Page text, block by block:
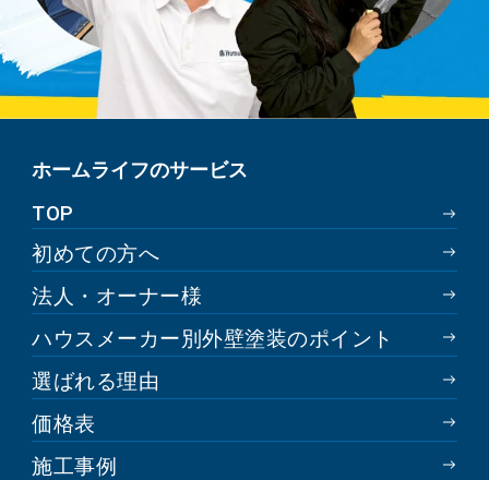
ホームライフのサービス
TOP
初めての方へ
法人・オーナー様
ハウスメーカー別外壁塗装のポイント
選ばれる理由
価格表
施工事例